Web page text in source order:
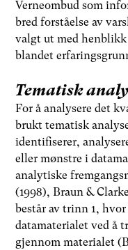
Verneombud som
bred forståelse av
valgt ut med henblikk
blandet
Tematisk
For å analysere det
brukt tematisk
identifiserer,
eller mønstre i
analytiske
(1998), Braun &
består av trinn 1,
datamaterialet ved å
gjennom materialet